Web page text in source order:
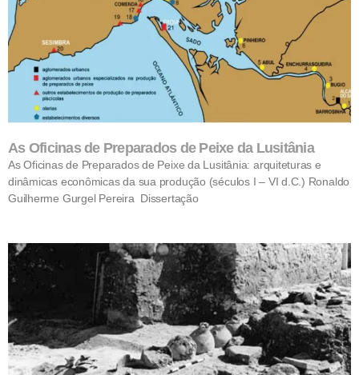
As Oficinas de Preparados de Peixe da Lusitânia
As Oficinas de Preparados de Peixe da Lusitânia: arquiteturas e
dinâmicas econômicas da sua produção (séculos I – VI d.C.) Ronaldo
Guilherme Gurgel Pereira Dissertação